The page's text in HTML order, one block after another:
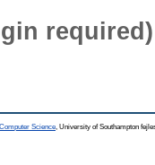
required)
Science , University of Southampton